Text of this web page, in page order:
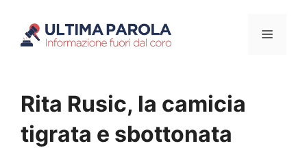
Menu
Rita Rusic, la camicia
tigrata e sbottonata